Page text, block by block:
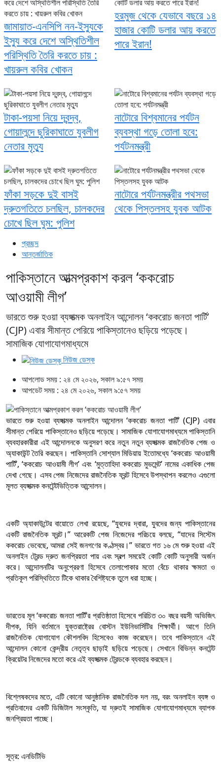
প্রচ্ছদ
আন্তর্জাতিক
পাকিস্তানে আত্মপ্রকাশ করল ‘ককরোচ
আওয়ামী লীগ’
ভারতে শুরু হওয়া ব্যঙ্গাত্মক অনলাইন আন্দোলন ‘ককরোচ জনতা পার্টি’
(CJP) এবার সীমান্ত পেরিয়ে পাকিস্তানেও ছড়িয়ে পড়েছে।
সামাজিক যোগাযোগমাধ্যমে
নিউজ ডেস্ক
আপলোড সময় : ২৪ মে ২০২৬, সকাল ৯:৫৭ সময়
আপডেট সময় : ২৪ মে ২০২৬, সকাল ৯:৫৭ সময়
ভারতে শুরু হওয়া ব্যঙ্গাত্মক অনলাইন আন্দোলন ‘ককরোচ জনতা পার্টি’ (CJP) এবার
সীমান্ত পেরিয়ে পাকিস্তানেও ছড়িয়ে পড়েছে। সামাজিক যোগাযোগমাধ্যমে পাকিস্তানি
ব্যবহারকারীরা এই আন্দোলনকে অনুসরণ করে নতুন নতুন ব্যঙ্গাত্মক রাজনৈতিক পেজ ও
অ্যাকাউন্ট তৈরি করছেন। পাকিস্তানি সোশ্যাল মিডিয়ায় ইতোমধ্যে ‘ককরোচ আওয়ামী
পার্টি’, ‘ককরোচ আওয়ামী লীগ’ এবং ‘মুত্তাহিদা ককরোচ মুভমেন্ট’ নামের একাধিক পেজ
দেখা গেছে। এসব পেজ নিজেদের রাজনৈতিক ফ্রন্ট হিসেবে উপস্থাপন করলেও এগুলো
মূলত ব্যঙ্গাত্মক কনটেন্টভিত্তিক আন্দোলন।
একটি অ্যাকাউন্টের বায়োতে লেখা রয়েছে, “যুবদের দ্বারা, যুবদের জন্য পাকিস্তানের
একটি রাজনৈতিক ফ্রন্ট।” আরেকটি পেজ নিজেদের পরিচয়ে বলছে, “যাদের সিস্টেম
ককরোচ ভেবেছে, আমরা সেই জনগণের কণ্ঠস্বর।” ভারতে গত ১৬ মে শুরু হওয়া এই
অনলাইন ট্রেন্ড দ্রুত জনপ্রিয়তা পায় এবং স্বল্প সময়েই কোটি কোটি অনুসারী অর্জন
করে। আন্দোলনটির অনুপ্রেরণা হিসেবে তেলাপোকার মতো বেঁচে থাকার ক্ষমতা ও
প্রতিকূল পরিস্থিতিতে টিকে থাকার বৈশিষ্ট্যকে তুলে ধরা হচ্ছে।
ভারতের মূল ‘ককরোচ জনতা পার্টি’র প্রতিষ্ঠাতা হিসেবে পরিচিত ৩০ বছর বয়সী অভিজিৎ
দীপক, যিনি বর্তমানে যুক্তরাষ্ট্রের বোস্টন ইউনিভার্সিটির শিক্ষার্থী। আগে তিনি
রাজনৈতিক যোগাযোগ কৌশলবিদ হিসেবেও কাজ করেছেন। তবে পাকিস্তানে এই
আন্দোলন কোনো কেন্দ্রীয় নেতৃত্ব ছাড়াই ছড়িয়ে পড়েছে। সেখানে বিভিন্ন কনটেন্ট
ক্রিয়েটর নিজেদের মতো করে এই ব্যঙ্গাত্মক ট্রেন্ডকে ব্যবহার করছেন।
বিশ্লেষকদের মতে, এটি কোনো আনুষ্ঠানিক রাজনৈতিক দল নয়, বরং অনলাইন ব্যঙ্গ ও
প্রতিবাদের একটি ডিজিটাল সংস্কৃতি, যা দ্রুতই সামাজিক যোগাযোগমাধ্যমে ব্যাপক
জনপ্রিয়তা পাচ্ছে।
সূত্র: এনডিটিভি
জামায়াত-এনসিপি নন-ইস্যুকে
ইস্যু করে দেশে অস্থিতিশীল
পরিস্থিতি তৈরি করতে চায় :
খায়রুল কবির খোকন
হরমুজ থেকে যেভাবে বছরে ১৪
হাজার কোটি ডলার আয় করতে
পারে ইরান!
টাকা-পয়সা নিয়ে দ্বন্দ্ব,
গোয়ালন্দে ছুরিকাঘাতে যুবলীগ
নেতার মৃত্যু
নাটোরে বিশ্বমানের পর্যটন
ব্যবস্থা গড়ে তোলা হবে:
পর্যটনমন্ত্রী
ফাঁকা সড়কে দুই বাসই
দ্রুতগতিতে চলছিল, চালকদের
চোখে ছিল ঘুম: পুলিশ
নাটোরে পর্যটনমন্ত্রীর পথসভা
থেকে পিস্তলসহ যুবক আটক